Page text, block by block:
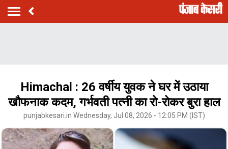
Himachal : 26 वर्षीय युवक ने घर में उठाया
खौफनाक कदम, गर्भवती पत्नी का रो-रोकर बुरा हाल
punjabkesari.in Wednesday, Jul 08, 2026 - 12:05 PM (IST)